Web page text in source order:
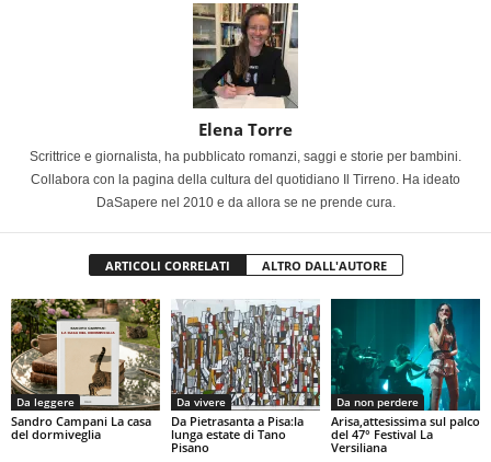
Elena Torre
Scrittrice e giornalista, ha pubblicato romanzi, saggi e storie per bambini.
Collabora con la pagina della cultura del quotidiano Il Tirreno. Ha ideato
DaSapere nel 2010 e da allora se ne prende cura.
ARTICOLI CORRELATI ALTRO DALL'AUTORE
Da leggere
Sandro Campani La casa
del dormiveglia
Da vivere
Da Pietrasanta a Pisa:la
lunga estate di Tano
Pisano
Da non perdere
Arisa,attesissima sul palco
del 47° Festival La
Versiliana